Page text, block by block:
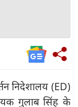
निदेशालय (ED)
गुलाब सिंह के